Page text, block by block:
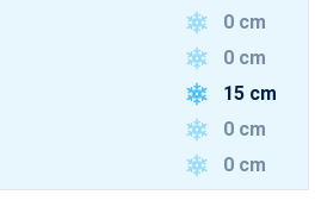
0 cm
0 cm
15 cm
0 cm
0 cm